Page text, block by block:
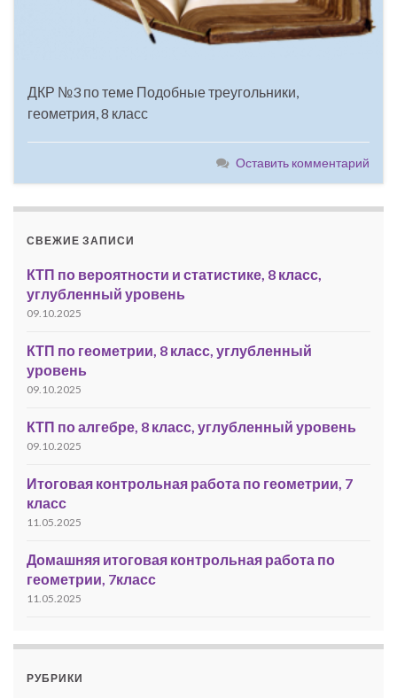
ДКР №3 по теме Подобные треугольники,
геометрия, 8 класс
Оставить комментарий
СВЕЖИЕ ЗАПИСИ
КТП по вероятности и статистике, 8 класс,
углубленный уровень
09.10.2025
КТП по геометрии, 8 класс, углубленный
уровень
09.10.2025
КТП по алгебре, 8 класс, углубленный уровень
09.10.2025
Итоговая контрольная работа по геометрии, 7
класс
11.05.2025
Домашняя итоговая контрольная работа по
геометрии, 7класс
11.05.2025
РУБРИКИ